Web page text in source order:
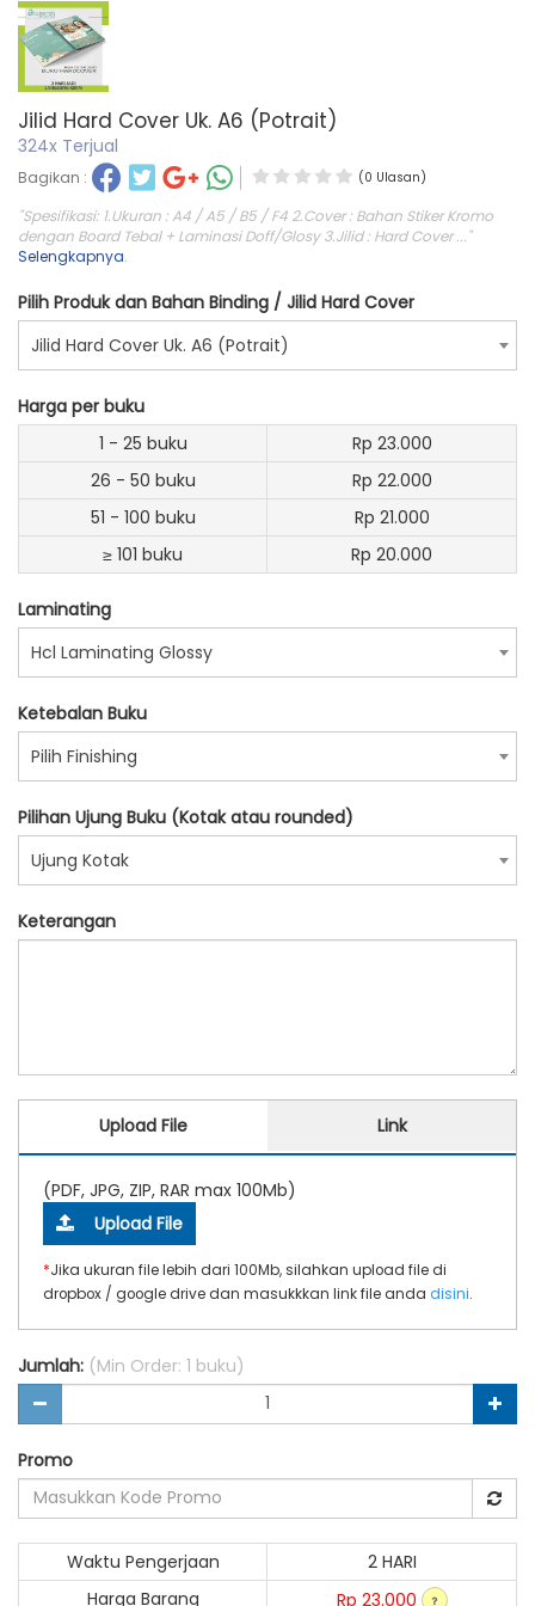
Jilid Hard Cover Uk. A6 (Potrait)
324x Terjual
Bagikan : (0 Ulasan)
"Spesifikasi: 1.Ukuran : A4 / A5 / B5 / F4 2.Cover : Bahan Stiker Kromo
dengan Board Tebal + Laminasi Doff/Glosy 3.Jilid : Hard Cover ..."
Selengkapnya.
Pilih Produk dan Bahan Binding / Jilid Hard Cover
Jilid Hard Cover Uk. A6 (Potrait)
Harga per buku
1 - 25 buku
Rp 23.000
26 - 50 buku
Rp 22.000
51 - 100 buku
Rp 21.000
≥ 101 buku
Rp 20.000
Laminating
Hcl Laminating Glossy
Ketebalan Buku
Pilih Finishing
Pilihan Ujung Buku (Kotak atau rounded)
Ujung Kotak
Keterangan
Upload File Link
(PDF, JPG, ZIP, RAR max 100Mb)
Upload File
*Jika ukuran file lebih dari 100Mb, silahkan upload file di
dropbox / google drive dan masukkkan link file anda disini.
Jumlah: (Min Order: 1 buku)
Promo
Waktu Pengerjaan
2 HARI
Harga Barang
Rp 23.000